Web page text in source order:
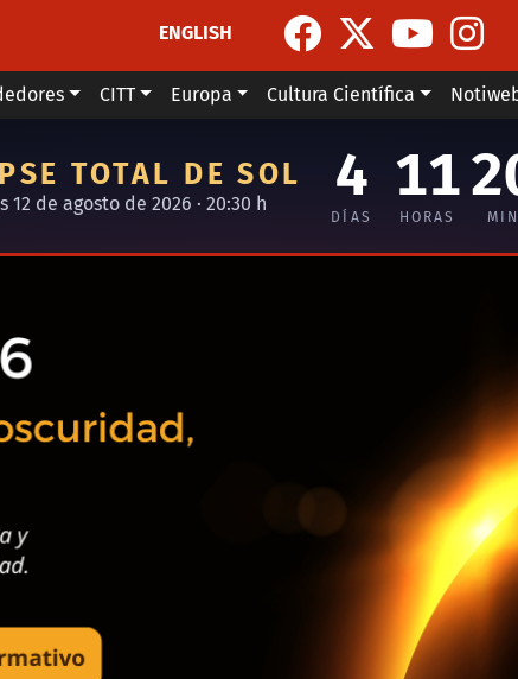
ENGLISH
CITT Europa Cultura Científica
TOTAL DE SOL
12 de agosto de 2026 · 20:30 h 4
DÍAS
11
HORAS MIN